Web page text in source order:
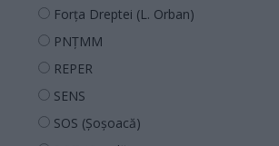
Forța Dreptei (L. Orban)
PNȚMM
REPER
SENS
SOS (Șoșoacă)